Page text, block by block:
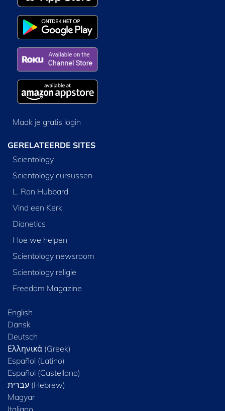
Maak je gratis login
GERELATEERDE SITES
Scientology
Scientology cursussen
L. Ron Hubbard
Vind een Kerk
Dianetics
Hoe we helpen
Scientology newsroom
Scientology religie
Freedom Magazine
English
Dansk
Deutsch
Ελληνικά (Greek)
Español (Latino)
Español (Castellano)
Magyar